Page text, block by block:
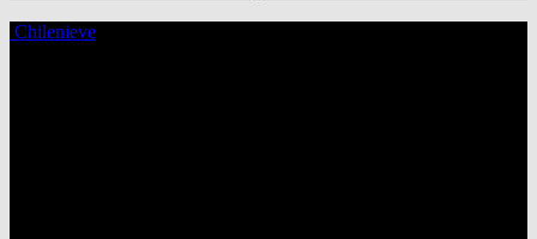
Chilenieve